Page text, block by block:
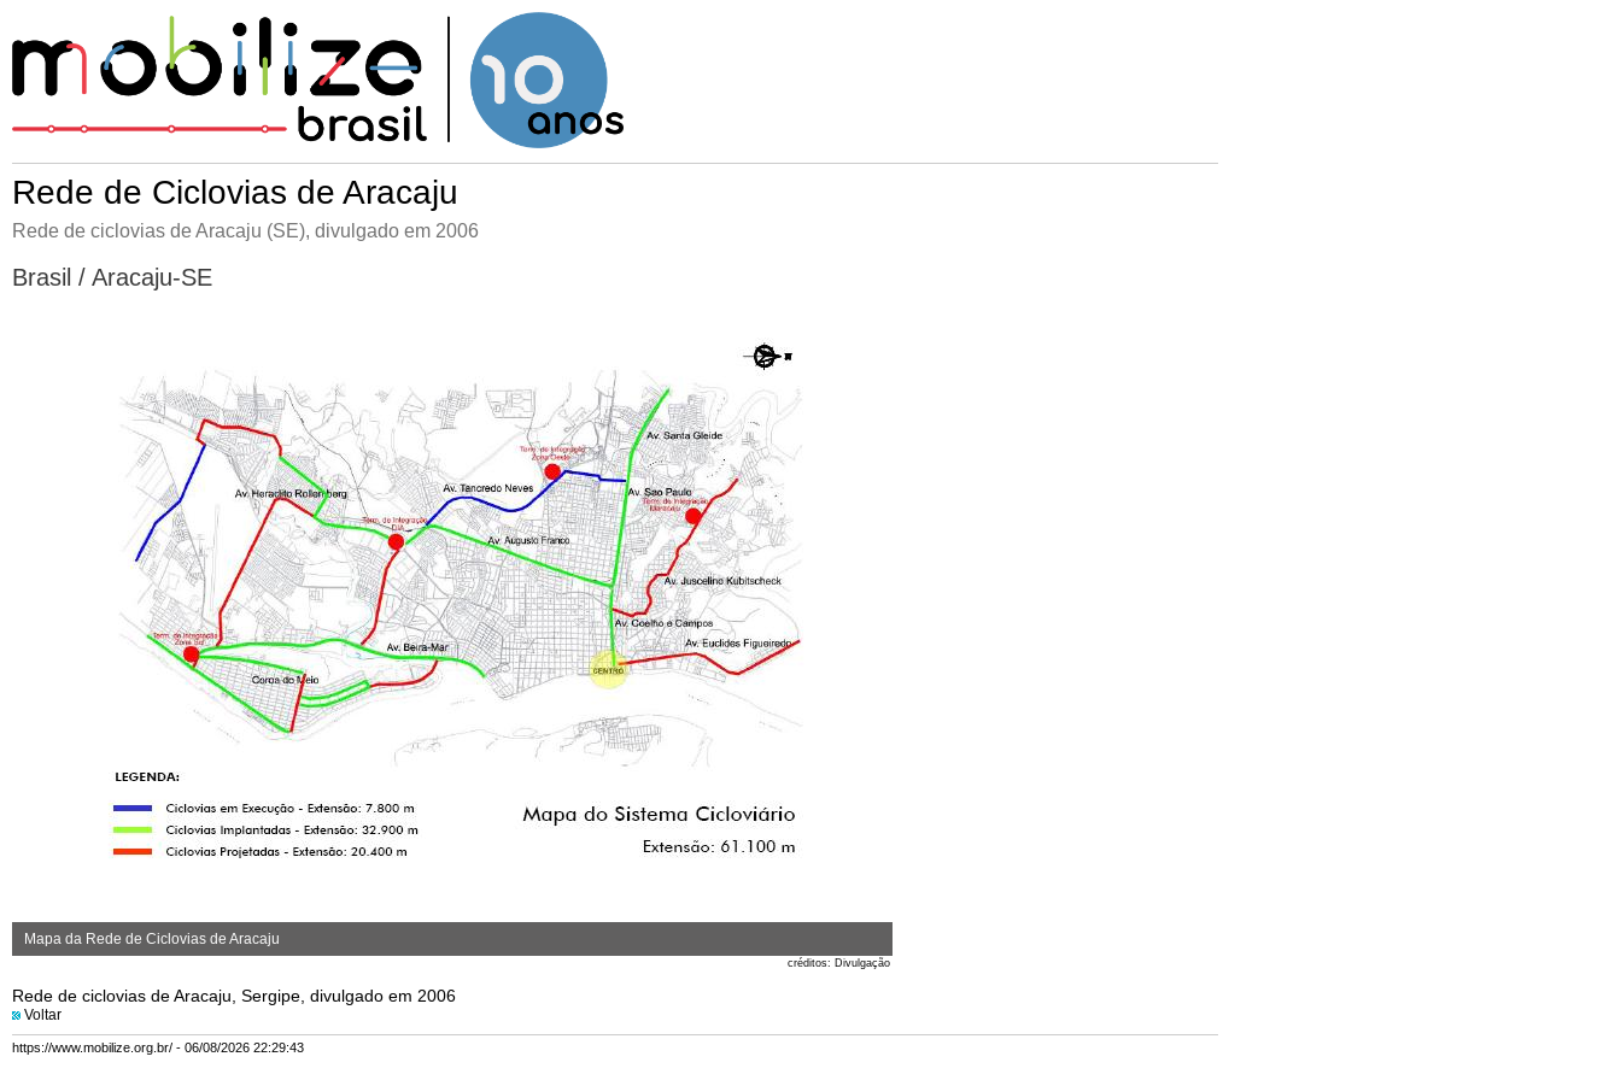
Rede de Ciclovias de Aracaju
Rede de ciclovias de Aracaju (SE), divulgado em 2006
Brasil / Aracaju-SE
Mapa da Rede de Ciclovias de Aracaju
créditos: Divulgação
Rede de ciclovias de Aracaju, Sergipe, divulgado em 2006
Voltar
https://www.mobilize.org.br/ - 06/08/2026 22:29:43